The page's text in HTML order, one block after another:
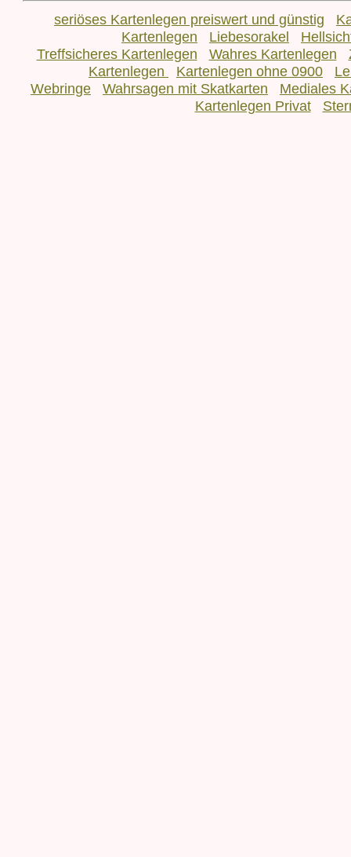
seriöses Kartenlegen preiswert und günstig
Kartenlegen
Liebesorakel
Treffsicheres Kartenlegen
Wahres Kartenlegen
Kartenlegen
Kartenlegen ohne 0900
Webringe
Wahrsagen mit Skatkarten
Mediales
Kartenlegen Privat